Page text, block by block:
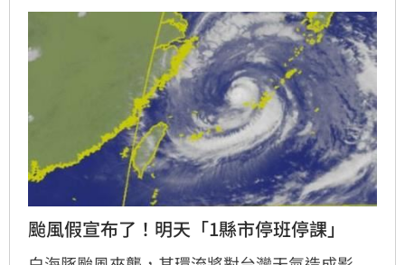
颱風假宣布了！明天「1縣市停班停課」